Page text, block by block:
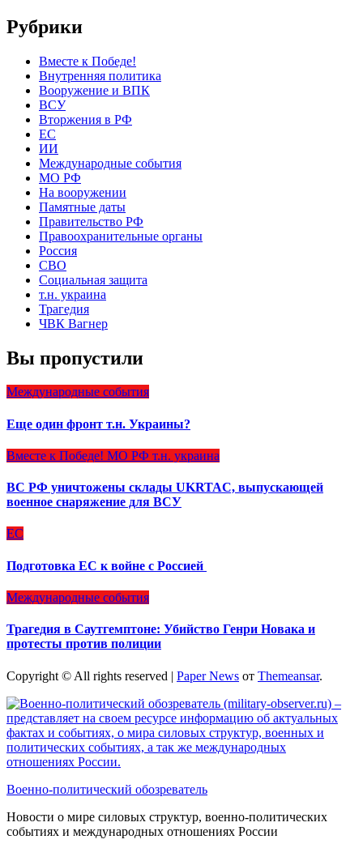
Рубрики
Вместе к Победе!
Внутренняя политика
Вооружение и ВПК
ВСУ
Вторжения в РФ
ЕС
ИИ
Международные события
МО РФ
На вооружении
Памятные даты
Правительство РФ
Правоохранительные органы
Россия
СВО
Социальная защита
т.н. украина
Трагедия
ЧВК Вагнер
Вы пропустили
Международные события
Еще один фронт т.н. Украины?
Вместе к Победе! МО РФ т.н. украина
ВС РФ уничтожены склады UKRTAC, выпускающей
военное снаряжение для ВСУ
ЕС
Подготовка ЕС к войне с Россией
Международные события
Трагедия в Саутгемптоне: Убийство Генри Новака и
протесты против полиции
Copyright © All rights reserved | Paper News от Themeansar.
Военно-политический обозреватель
Новости о мире силовых структур, военно-политических
событиях и международных отношениях России